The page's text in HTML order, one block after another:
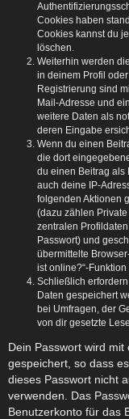
Cookies haben
Cookies kannst du
löschen.
Weiterhin werden
in deinem Profil
Registrierung sind
Mail-Adresse und
weitere Daten als
deren Eingabe
Wenn du einen
die dort
du einen Beitrag als
auch deine IP-
folgenden Aktionen
(dazu zählen
zentralen
Passwort) und
übermittelte
ist online?“-
Schließlich
Daten gespeichert
bei Umfragen, der
von dir gesetzte
Dein Passwort wird
gespeichert, so dass
dieses Passwort nicht
verwenden. Das
Benutzerkonto für das